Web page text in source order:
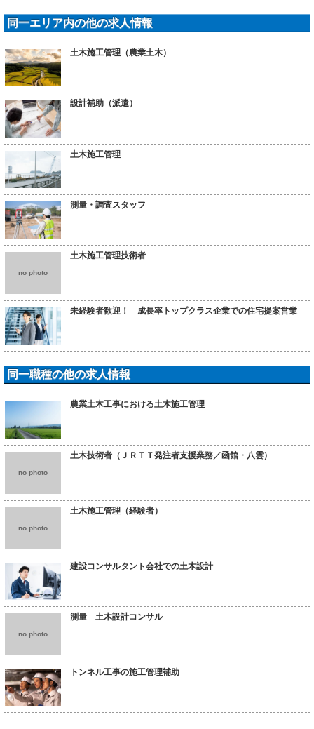
同一エリア内の他の求人情報
土木施工管理（農業土木）
設計補助（派遣）
土木施工管理
測量・調査スタッフ
no photo
土木施工管理技術者
未経験者歓迎！ 成長率トップクラス企業での住宅提案営業
同一職種の他の求人情報
農業土木工事における土木施工管理
no photo
土木技術者（ＪＲＴＴ発注者支援業務／函館・八雲）
no photo
土木施工管理（経験者）
建設コンサルタント会社での土木設計
no photo
測量 土木設計コンサル
トンネル工事の施工管理補助